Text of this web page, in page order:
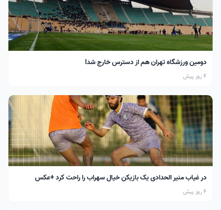
دومین ورزشگاه تهران هم از دسترس خارج شد!
4 روز پیش
در غیاب منیر الحدادی یک بازیکن خیال سهراب را راحت کرد +عکس
4 روز پیش